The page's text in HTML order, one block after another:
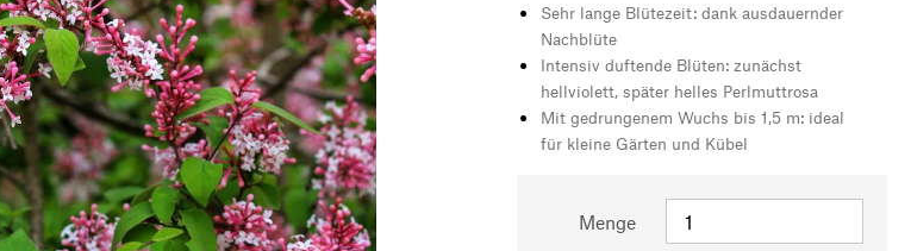
Sehr lange Blütezeit: dank ausdauernder
Nachblüte
Intensiv duftende Blüten: zunächst
hellviolett, später helles Perlmuttrosa
Mit gedrungenem Wuchs bis 1,5 m: ideal
für kleine Gärten und Kübel
Menge